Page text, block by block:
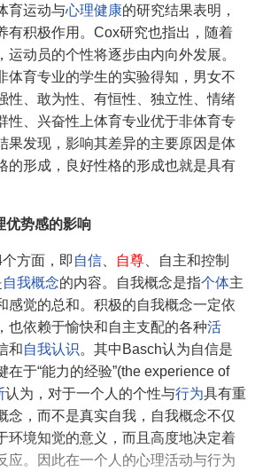
育运动与心理健康的研究结果表明，
有积极作用。Cox研究也指出，随着
运动员的个性将逐步由内向外发展。
体育专业的学生的实验得知，男女不
性、敢为性、有恒性、独立性、情绪
性、兴奋性上体育专业优于非体育专
果发现，影响其差异的主要原因是体
的形成，良好性格的形成也就是具有
优势感的影响
方面，即 自信 自尊 、自主和控制
自我概念的内容。自我概念是指个体主
感觉的总和。积极的自我概念一定依
，也依赖于愉快和自主支配的各种活
和自我认识。其中Basch认为自信是
在于“能力的经验”(the experience of
认为，对于一个人的个性与行为具有重
念，而不是真实自我，自我概念不仅
环境知觉的意义，而且高度地决定着
应。因此在一个人的心理活动与行为